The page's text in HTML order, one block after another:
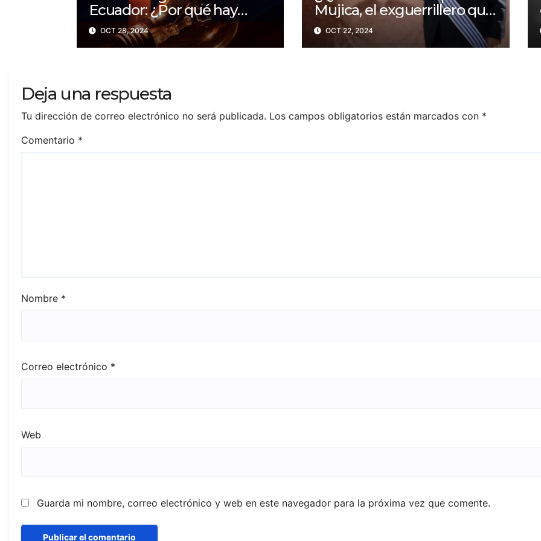
Ecuador: ¿Por qué hay
apagones de hasta 14 horas
al día?
OCT 28, 2024
Mujica, el exguerrillero que
fue presidente de
Uruguay?
OCT 22, 2024
Deja una respuesta
Tu dirección de correo electrónico no será publicada. Los campos obligatorios están marcados con *
Comentario *
Nombre *
Correo electrónico *
Web
Guarda mi nombre, correo electrónico y web en este navegador para la próxima vez que comente.